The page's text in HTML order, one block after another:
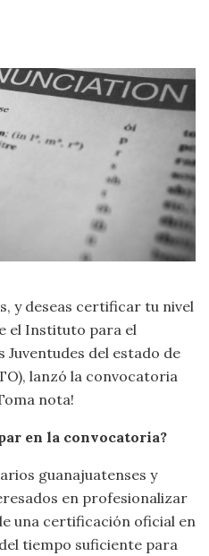
y deseas certificar tu nivel
el Instituto para el
Juventudes del estado de
lanzó la convocatoria
nota!
en la convocatoria?
guanajuatenses y
en profesionalizar
una certificación oficial en
tiempo suficiente para